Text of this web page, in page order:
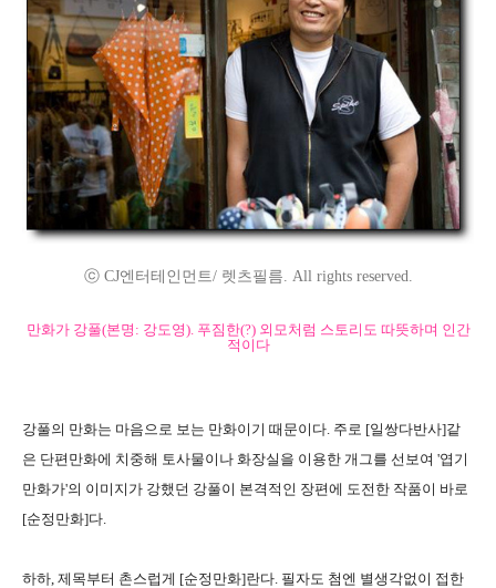
ⓒ CJ엔터테인먼트/ 렛츠필름. All rights reserved.
만화가 강풀(본명: 강도영). 푸짐한(?) 외모처럼 스토리도 따뜻하며 인간
적이다
강풀의 만화는 마음으로 보는 만화이기 때문이다. 주로 [일쌍다반사]같
은 단편만화에 치중해 토사물이나 화장실을 이용한 개그를 선보여 '엽기
만화가'의 이미지가 강했던 강풀이 본격적인 장편에 도전한 작품이 바로
[순정만화]다.
하하, 제목부터 촌스럽게 [순정만화]란다. 필자도 첨엔 별생각없이 접한